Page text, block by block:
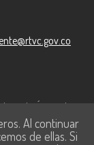
Fondo Único de
de MinTic.
Al continuar
de ellas. Si